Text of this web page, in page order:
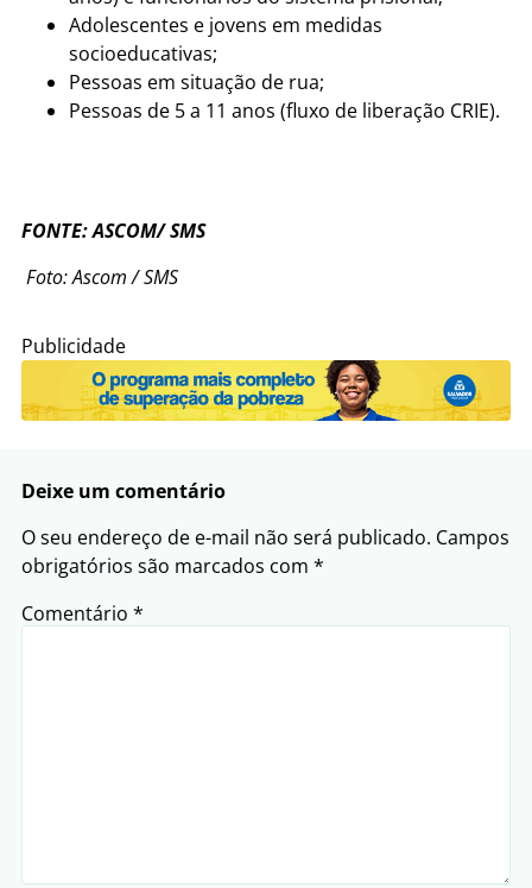
Adolescentes e jovens em medidas
socioeducativas;
Pessoas em situação de rua;
Pessoas de 5 a 11 anos (fluxo de liberação CRIE).
FONTE: ASCOM/ SMS
Foto: Ascom / SMS
Publicidade
Deixe um comentário
O seu endereço de e-mail não será publicado. Campos
obrigatórios são marcados com *
Comentário *